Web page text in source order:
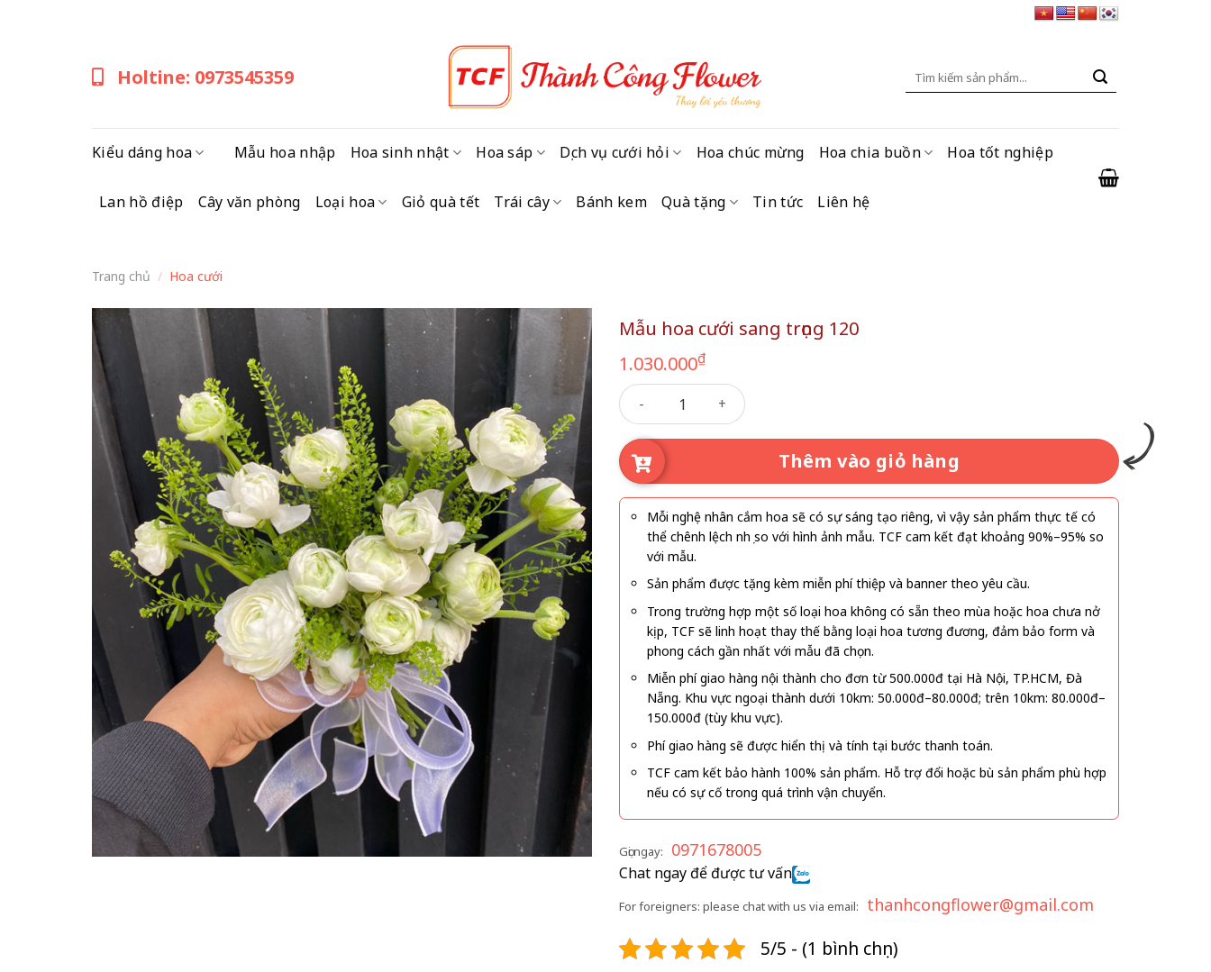
Holtine: 0973545359
Tìm
Kiểu dáng hoa Mẫu hoa nhập Hoa sinh nhật Hoa sáp Dịch vụ cưới hỏi Hoa chúc mừng Hoa chia buồn Hoa tốt nghiệp
Lan hồ điệp Cây văn phòng Loại hoa Giỏ quà tết Trái cây Bánh kem Quà tặng Tin tức Liên hệ
Trang chủ / Hoa cưới
Mẫu hoa cưới sang trọng 120
1.030.000₫
Mẫu hoa cưới sang trọng 120 số lượng
Thêm vào giỏ hàng
Mỗi nghệ nhân cắm hoa sẽ có sự sáng tạo riêng, vì vậy sản phẩm thực tế có
thể chênh lệch nhẹ so với hình ảnh mẫu. TCF cam kết đạt khoảng 90%–95% so
với mẫu.
Sản phẩm được tặng kèm miễn phí thiệp và banner theo yêu cầu.
Trong trường hợp một số loại hoa không có sẵn theo mùa hoặc hoa chưa nở
kịp, TCF sẽ linh hoạt thay thế bằng loại hoa tương đương, đảm bảo form và
phong cách gần nhất với mẫu đã chọn.
Miễn phí giao hàng nội thành cho đơn từ 500.000đ tại Hà Nội, TP.HCM, Đà
Nẵng. Khu vực ngoại thành dưới 10km: 50.000đ–80.000đ; trên 10km: 80.000đ–
150.000đ (tùy khu vực).
Phí giao hàng sẽ được hiển thị và tính tại bước thanh toán.
TCF cam kết bảo hành 100% sản phẩm. Hỗ trợ đổi hoặc bù sản phẩm phù hợp
nếu có sự cố trong quá trình vận chuyển.
Gọi ngay: 0971678005
Chat ngay để được tư vấn
For foreigners: please chat with us via email: thanhcongflower@gmail.com
5/5 - (1 bình chọn)